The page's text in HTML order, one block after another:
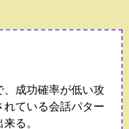
、成功確率が低い攻
ている会話パター
る。